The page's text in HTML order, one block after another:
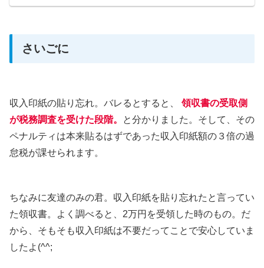
さいごに
収入印紙の貼り忘れ。バレるとすると、 領収書の受取側
が税務調査を受けた段階。
と分かりました。そして、その
ペナルティは本来貼るはずであった収入印紙額の３倍の過
怠税が課せられます。
ちなみに友達のみの君。収入印紙を貼り忘れたと言ってい
た領収書。よく調べると、2万円を受領した時のもの。だ
から、そもそも収入印紙は不要だってことで安心していま
したよ(^^;